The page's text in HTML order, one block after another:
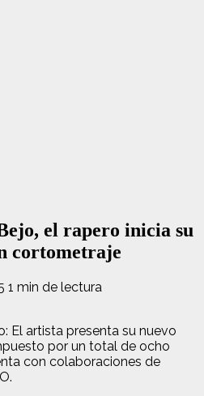
el rapero inicia su
cortometraje
1 min de lectura
El artista presenta su nuevo
por un total de ocho
con colaboraciones de